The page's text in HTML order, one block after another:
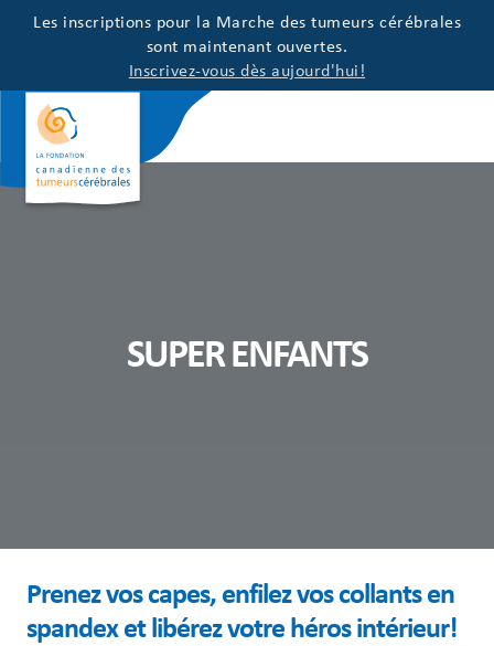
Les inscriptions pour la Marche des tumeurs cérébrales
sont maintenant ouvertes.
Inscrivez-vous dès aujourd'hui!
SUPER ENFANTS
Prenez vos capes, enfilez vos collants en
spandex et libérez votre héros intérieur!